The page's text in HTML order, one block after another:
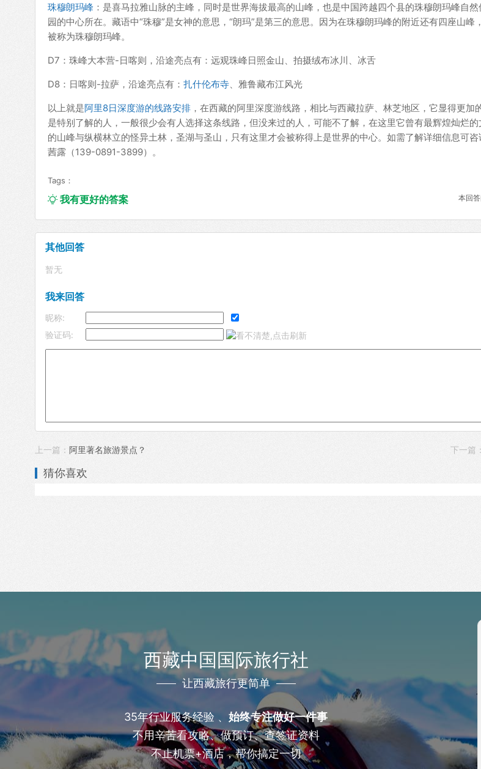
珠穆朗玛峰 ：是喜马拉雅山脉的主峰，同时是世界海拔最高的山峰，也是中国跨越四个县的珠穆朗玛峰自
园的中心所在。藏语中“珠穆”是女神的意思，“朗玛”是第三的意思。因为在珠穆朗玛峰的附近还有四座山峰
被称为珠穆朗玛峰。
D7：珠峰大本营-日喀则，沿途亮点有：远观珠峰日照金山、拍摄绒布冰川、冰舌
D8：日喀则-拉萨，沿途亮点有： 扎什伦布寺、雅鲁藏布江风光
以上就是阿里8日深度游的线路安排 ，在西藏的阿里深度游线路，相比与西藏拉萨、林芝地区，它显得更加
是特别了解的人，一般很少会有人选择这条线路，但没来过的人，可能不了解，在这里它曾有最辉煌灿烂
的山峰与纵横林立的怪异土林，圣湖与圣山，只有这里才会被称得上是世界的中心。如需了解详细信息可
茜露（139-0891-3899）。
Tags：
我有更好的答案 本回
其他回答
暂无
我来回答
昵称:
验证码:
上一篇： 阿里著名旅游景点？ 下一篇：
猜你喜欢
西藏中国国际旅行社
让西藏旅行更简单
35年行业服务经验 、 始终专注做好一件事
不用辛苦看攻略、做预订、查签证资料
不止机票+酒店，帮你搞定一切